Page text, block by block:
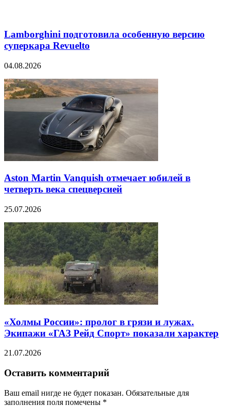
Lamborghini подготовила особенную версию
суперкара Revuelto
04.08.2026
Aston Martin Vanquish отмечает юбилей в
четверть века спецверсией
25.07.2026
«Холмы России»: пролог в грязи и лужах.
Экипажи «ГАЗ Рейд Спорт» показали характер
21.07.2026
Оставить комментарий
Ваш email нигде не будет показан. Обязательные для
заполнения поля помечены *